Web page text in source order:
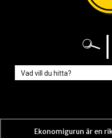
Ekonomigurun är en